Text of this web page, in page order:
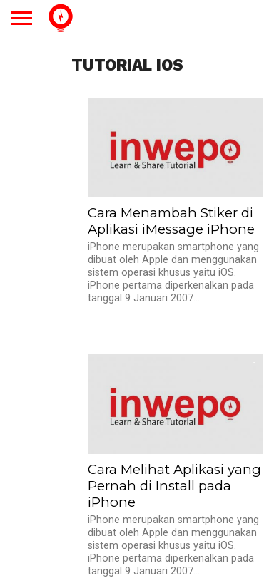
TUTORIAL IOS
Cara Menambah Stiker di
Aplikasi iMessage iPhone
iPhone merupakan smartphone yang
dibuat oleh Apple dan menggunakan
sistem operasi khusus yaitu iOS.
iPhone pertama diperkenalkan pada
tanggal 9 Januari 2007...
1
Cara Melihat Aplikasi yang
Pernah di Install pada
iPhone
iPhone merupakan smartphone yang
dibuat oleh Apple dan menggunakan
sistem operasi khusus yaitu iOS.
iPhone pertama diperkenalkan pada
tanggal 9 Januari 2007...